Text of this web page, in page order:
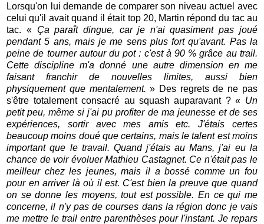
Lorsqu'on lui demande de comparer son niveau actuel avec
celui qu'il avait quand il était top 20, Martin répond du tac au
tac. « Ça paraît dingue, car je n'ai quasiment pas joué
pendant 5 ans, mais je me sens plus fort qu'avant. Pas la
peine de tourner autour du pot : c'est à 90 % grâce au trail.
Cette discipline m'a donné une autre dimension en me
faisant franchir de nouvelles limites, aussi bien
physiquement que mentalement.» Des regrets de ne pas
s'être totalement consacré au squash auparavant ? « Un
petit peu, même si j'ai pu profiter de ma jeunesse et de ses
expériences, sortir avec mes amis etc. J'étais certes
beaucoup moins doué que certains, mais le talent est moins
important que le travail. Quand j'étais au Mans, j'ai eu la
chance de voir évoluer Mathieu Castagnet. Ce n'était pas le
meilleur chez les jeunes, mais il a bossé comme un fou
pour en arriver là où il est. C'est bien la preuve que quand
on se donne les moyens, tout est possible. En ce qui me
concerne, il n'y pas de courses dans la région donc je vais
me mettre le trail entre parenthèses pour l'instant. Je repars